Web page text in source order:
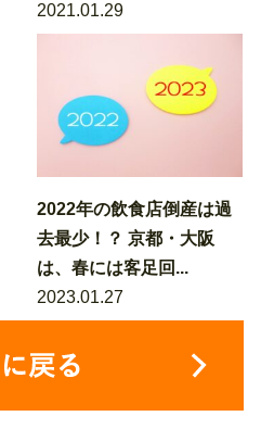
2021.01.29
2022年の飲食店倒産は過
去最少！？ 京都・大阪
は、春には客足回...
2023.01.27